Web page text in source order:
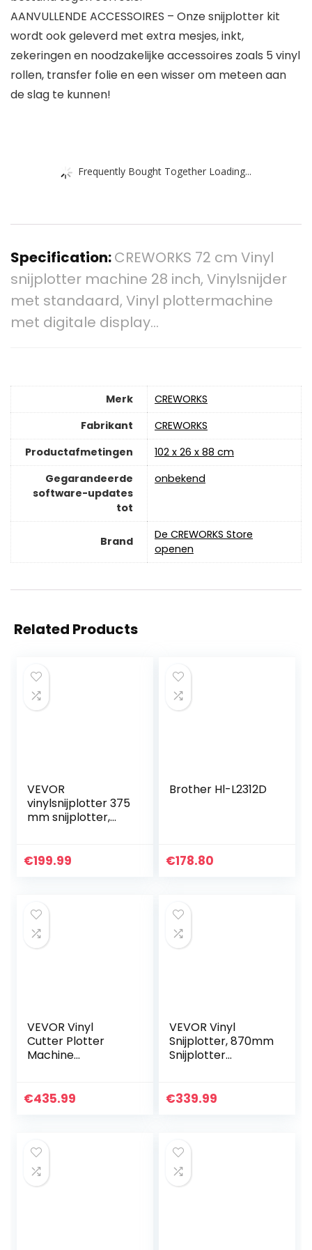
AANVULLENDE ACCESSOIRES – Onze snijplotter kit
wordt ook geleverd met extra mesjes, inkt,
zekeringen en noodzakelijke accessoires zoals 5 vinyl
rollen, transfer folie en een wisser om meteen aan
de slag te kunnen!
Frequently Bought Together Loading...
Specification:CREWORKS 72 cm Vinyl
snijplotter machine 28 inch, Vinylsnijder
met standaard, Vinyl plottermachine
met digitale display…
Merk
‎CREWORKS
Fabrikant
‎CREWORKS
Productafmetingen
‎102 x 26 x 88 cm
Gegarandeerde
software-updates
tot
‎onbekend
Brand
De CREWORKS Store
openen
Related Products
VEVOR
vinylsnijplotter 375
mm snijplotter,
software,
€199.99
Brother Hl-L2312D
€178.80
VEVOR Vinyl
Cutter Plotter
Machine
Tekenmachine
standaard (53″
1350 mm)
€435.99
VEVOR Vinyl
Snijplotter, 870mm
Snijplotter
Cutter Plotter,
€339.99